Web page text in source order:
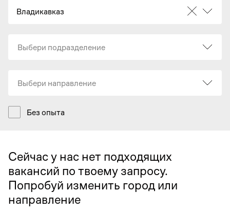
Владикавказ
Выбери подразделение
Выбери направление
Без опыта
Сейчас у нас нет подходящих
вакансий по твоему запросу.
Попробуй изменить город или
направление